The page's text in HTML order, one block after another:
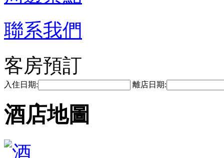
聯系我們
客房預訂
入住日期: 離店日期:
酒店地圖